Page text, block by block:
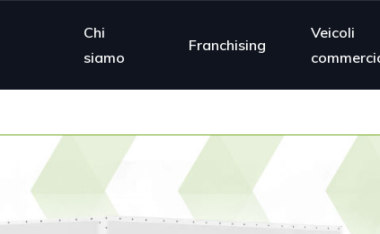
Chi
siamo
Franchising
Veicoli